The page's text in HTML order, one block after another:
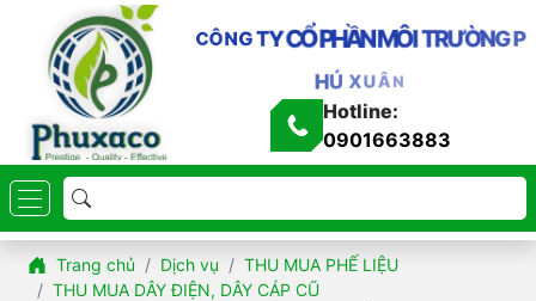
CÔNGTYCỔPHẦNMÔITRƯỜNGP
HÚ XUÂN
Hotline:
0901663883
Trang chủ Dịch vụ
THU MUA PHẾ LIỆU
THU MUA DÂY ĐIỆN, DÂY CÁP CŨ